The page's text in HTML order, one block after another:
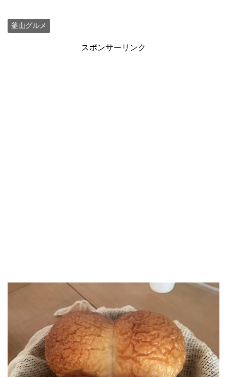
釜山グルメ
スポンサーリンク